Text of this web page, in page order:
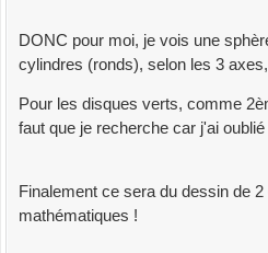
DONC pour moi, je vois une
cylindres (ronds), selon les 3
Pour les disques verts, comme
faut que je recherche car j'ai oublié
Finalement ce sera du dessin de
mathématiques !